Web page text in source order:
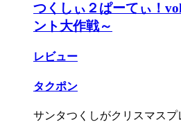
つくしぃ２ぱーてぃ！
ント大作戦～
レビュー
タクポン
サンタつくしがクリスマス